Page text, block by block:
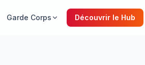
Garde Corps Découvrir le Hub